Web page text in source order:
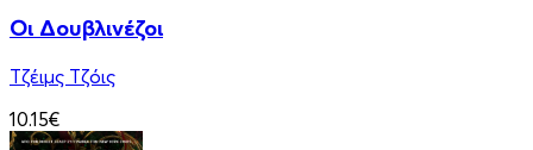
Οι Δουβλινέζοι
Τζέιμς Τζόις
10.15€